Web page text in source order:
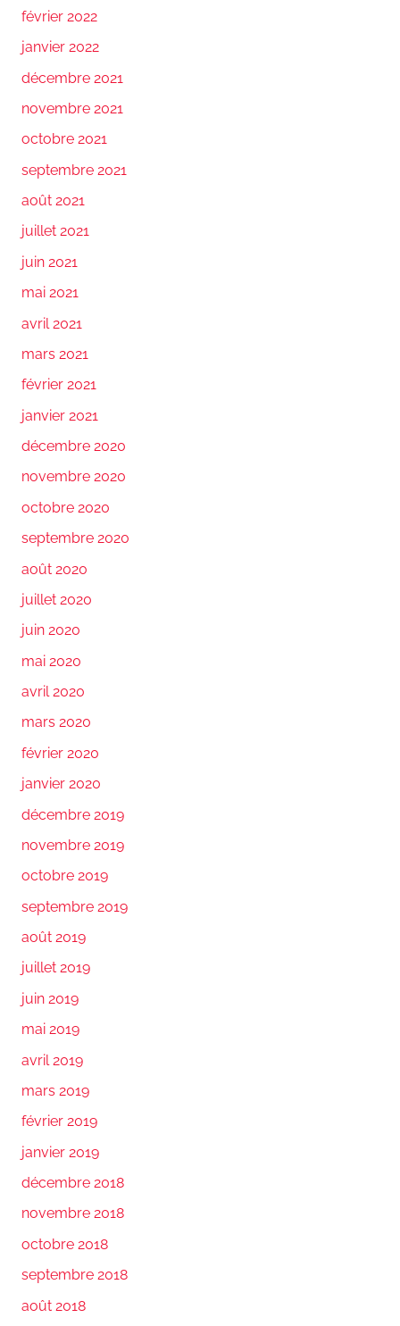
février 2022
janvier 2022
décembre 2021
novembre 2021
octobre 2021
septembre 2021
août 2021
juillet 2021
juin 2021
mai 2021
avril 2021
mars 2021
février 2021
janvier 2021
décembre 2020
novembre 2020
octobre 2020
septembre 2020
août 2020
juillet 2020
juin 2020
mai 2020
avril 2020
mars 2020
février 2020
janvier 2020
décembre 2019
novembre 2019
octobre 2019
septembre 2019
août 2019
juillet 2019
juin 2019
mai 2019
avril 2019
mars 2019
février 2019
janvier 2019
décembre 2018
novembre 2018
octobre 2018
septembre 2018
août 2018